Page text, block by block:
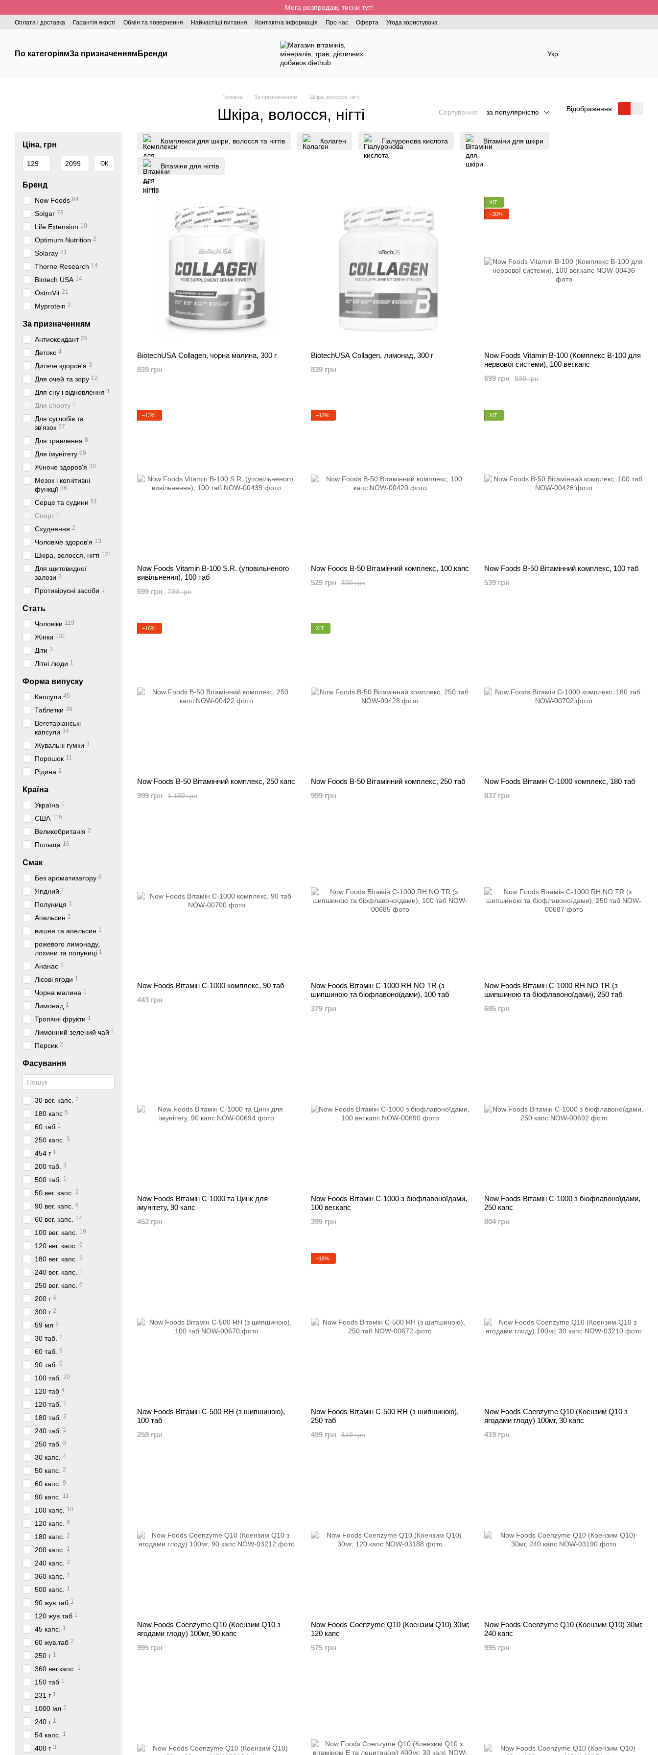
Мега розпродаж, тисни тут!
Оплата і доставка Гарантія якості Обмін та повернення Найчастіші питання Контактна інформація Про нас Оферта Угода користувача
По категоріямЗа призначенням Бренди Укр
Головна За призначенням Шкіра, волосся, нігті
Шкіра, волосся, нігті Сортування: за популярністю Відображення:
Комплекси для шкіри, волосся та нігтів Колаген Гіалуронова кислота Вітаміни для шкіри
Вітаміни для нігтів
BiotechUSA Collagen, чорна малина, 300 г
839 грн
BiotechUSA Collagen, лимонад, 300 г
839 грн
ХІТ
−30%
Now Foods Vitamin B-100 (Комплекс В-100 для
нервової системи), 100 вег.капс
999 грн
699 грн
−13%
Now Foods Vitamin B-100 S.R. (уповільненого
вивільнення), 100 таб
799 грн
699 грн
−12%
Now Foods B-50 Вітамінний комплекс, 100 капс
599 грн
529 грн
ХІТ
Now Foods B-50 Вітамінний комплекс, 100 таб
539 грн
−16%
Now Foods B-50 Вітамінний комплекс, 250 капс
1 189 грн
999 грн
ХІТ
Now Foods B-50 Вітамінний комплекс, 250 таб
999 грн
Now Foods Вітамін C-1000 комплекс, 180 таб
837 грн
Now Foods Вітамін C-1000 комплекс, 90 таб
443 грн
Now Foods Вітамін C-1000 RH NO TR (з
шипшиною та біофлавоноїдами), 100 таб
379 грн
Now Foods Вітамін C-1000 RH NO TR (з
шипшиною та біофлавоноїдами), 250 таб
685 грн
Now Foods Вітамін C-1000 та Цинк для
імунітету, 90 капс
452 грн
Now Foods Вітамін C-1000 з біофлавоноїдами,
100 вег.капс
399 грн
Now Foods Вітамін C-1000 з біофлавоноїдами,
250 капс
804 грн
Now Foods Вітамін C-500 RH (з шипшиною),
100 таб
259 грн
−19%
Now Foods Вітамін C-500 RH (з шипшиною),
250 таб
619 грн
499 грн
Now Foods Coenzyme Q10 (Коензим Q10 з
ягодами глоду) 100мг, 30 капс
419 грн
Now Foods Coenzyme Q10 (Коензим Q10 з
ягодами глоду) 100мг, 90 капс
995 грн
Now Foods Coenzyme Q10 (Коензим Q10) 30мг,
120 капс
575 грн
Now Foods Coenzyme Q10 (Коензим Q10) 30мг,
240 капс
995 грн
Ціна, грн
Від Ціна, грн
До Ціна, грн ОК
Бренд
Now Foods 84
Solgar 78
Life Extension 10
Optimum Nutrition 2
Solaray 21
Thorne Research 14
Biotech USA 14
OstroVit 21
Myprotein 2
За призначенням
Антиоксидант 29
Детокс 4
Дитяче здоров'я 3
Для очей та зору 12
Для сну і відновлення 1
Для спорту 0
Для суглобів та
зв'язок 57
Для травлення 8
Для імунітету 69
Жіноче здоров'я 30
Мозок і когнітивні
функції 36
Серце та судини 51
Спорт 0
Схуднення 2
Чоловіче здоров'я 13
Шкіра, волосся, нігті 121
Для щитовидної
залози 3
Противірусні засоби 1
Стать
Чоловіки 119
Жінки 131
Діти 3
Літні люди 1
Форма випуску
Капсули 45
Таблетки 39
Вегетаріанські
капсули 34
Жувальні гумки 3
Порошок 11
Рідина 2
Країна
Україна 1
США 115
Великобританія 2
Польща 16
Смак
Без ароматизатору 8
Ягідний 1
Полуниця 1
Апельсин 2
вишня та апельсин 1
рожевого лимонаду,
лохини та полуниці 1
Ананас 2
Лісові ягоди 1
Чорна малина 1
Лимонад 1
Тропічні фрукти 1
Лимонний зелений чай 1
Персик 2
Фасування
30 вег. капс. 2
180 капс 5
60 таб 1
250 капс. 5
454 г 1
200 таб. 3
500 таб. 1
50 вег. капс. 2
90 вег. капс. 6
60 вег. капс. 14
100 вег. капс. 19
120 вег. капс. 9
180 вег. капс. 3
240 вег. капс. 1
250 вег. капс. 6
200 г 4
300 г 2
59 мл 2
30 таб. 2
60 таб. 9
90 таб. 6
100 таб. 20
120 таб 4
120 таб. 1
180 таб. 3
240 таб. 1
250 таб. 8
30 капс. 4
50 капс. 2
60 капс. 9
90 капс. 11
100 капс. 10
120 капс. 9
180 капс. 2
200 капс. 1
240 капс. 2
360 капс. 1
500 капс. 1
90 жув.таб 1
120 жув.таб 1
45 капс. 1
60 жув.таб 2
250 г 1
360 вег.капс. 1
150 таб 1
231 г 1
1000 мл 2
240 г 1
54 капс. 1
400 г 3